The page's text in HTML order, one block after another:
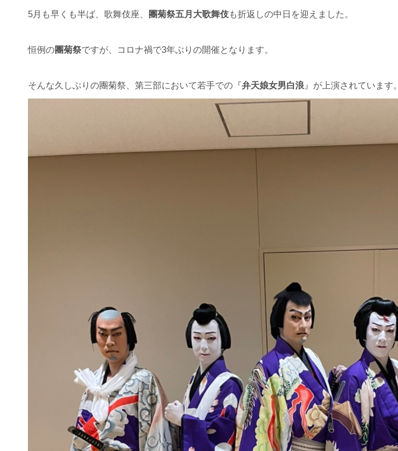
5月も早くも半ば、歌舞伎座、 團菊祭五月大歌舞伎も折返しの中日を迎えました。
恒例の團菊祭ですが、コロナ禍で3年ぶりの開催となります。
そんな久しぶりの團菊祭、第三部において若手での『弁天娘女男白浪 』が上演されています。